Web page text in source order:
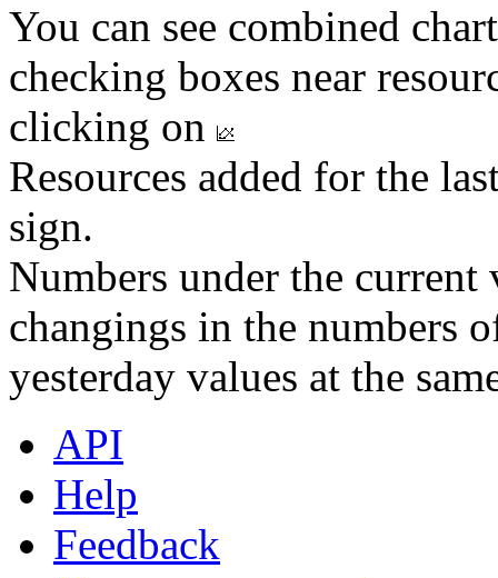
You can see combined
checking boxes near
clicking on
Resources added for the
sign.
Numbers under the
changings in the numbers
yesterday values at the
API
Help
Feedback